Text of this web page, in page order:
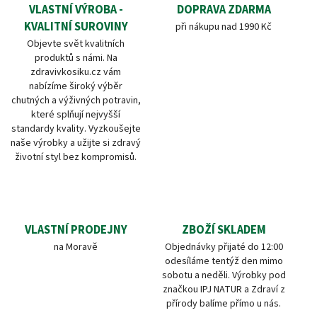
VLASTNÍ VÝROBA -
KVALITNÍ SUROVINY
Objevte svět kvalitních
produktů s námi. Na
zdravivkosiku.cz vám
nabízíme široký výběr
chutných a výživných potravin,
které splňují nejvyšší
standardy kvality. Vyzkoušejte
naše výrobky a užijte si zdravý
životní styl bez kompromisů.
DOPRAVA ZDARMA
při nákupu nad 1990 Kč
VLASTNÍ PRODEJNY
na Moravě
ZBOŽÍ SKLADEM
Objednávky přijaté do 12:00
odesíláme tentýž den mimo
sobotu a neděli. Výrobky pod
značkou IPJ NATUR a Zdraví z
přírody balíme přímo u nás.